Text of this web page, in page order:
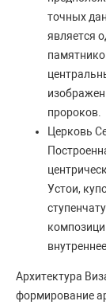
точных
является
пророков.
Церковь
Устои,
Архитектура
формирование